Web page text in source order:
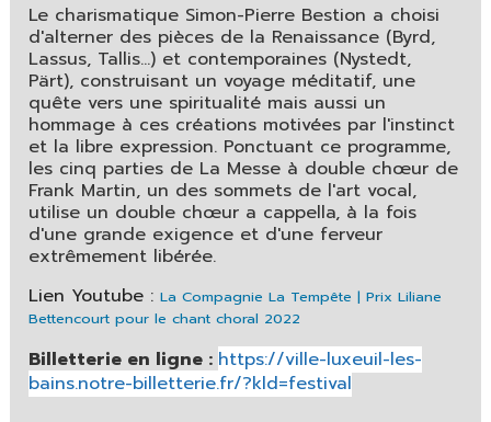
Le charismatique Simon-Pierre Bestion a choisi
d'alterner des pièces de la Renaissance (Byrd,
Lassus, Tallis...) et contemporaines (Nystedt,
Pärt), construisant un voyage méditatif, une
quête vers une spiritualité mais aussi un
hommage à ces créations motivées par l'instinct
et la libre expression. Ponctuant ce programme,
les cinq parties de La Messe à double chœur de
Frank Martin, un des sommets de l'art vocal,
utilise un double chœur a cappella, à la fois
d'une grande exigence et d'une ferveur
extrêmement libérée.
Lien Youtube :La Compagnie La Tempête | Prix Liliane
Bettencourt pour le chant choral 2022
Billetterie en ligne : https://ville-luxeuil-les-
bains.notre-billetterie.fr/?kld=festival